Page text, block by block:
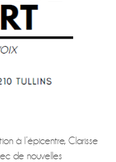
à l’épicentre, Clarisse
de nouvelles